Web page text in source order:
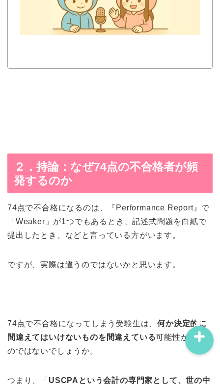
２．持論：なぜ74点の不合格者が頻
発するのか
74点で不合格になるのは、『Performance Report』で
「Weaker」が1つでもあるとき、記述式問題を白紙で
提出したとき、などと言っている方がいます。
ですが、実際は違うのではないかと思います。
74点で不合格になってしまう受験生は、何か決定的に
間違えてはいけないものを間違えている可能性が高い
のではないでしょうか。
つまり、「 USCPAという会計の専門家として、世の中
プロフィール